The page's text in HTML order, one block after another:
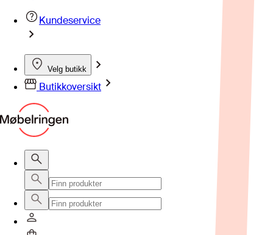
Kundeservice
Velg butikk
Butikkoversikt